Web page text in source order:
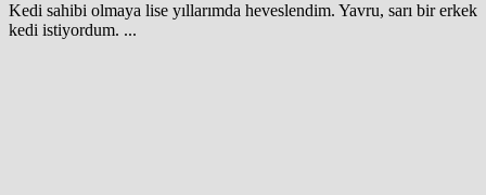
Kedi sahibi olmaya lise yıllarımda heveslendim. Yavru, sarı bir erkek
kedi istiyordum. ...